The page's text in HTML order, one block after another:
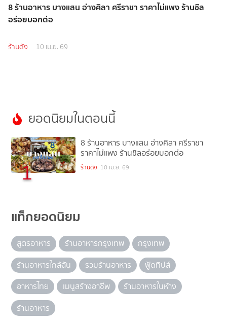
8 ร้านอาหาร บางแสน อ่างศิลา ศรีราชา ราคาไม่แพง ร้านชิล
อร่อยบอกต่อ
ร้านดัง 10 เม.ย. 69
ยอดนิยมในตอนนี้
1
8 ร้านอาหาร บางแสน อ่างศิลา ศรีราชา
ราคาไม่แพง ร้านชิลอร่อยบอกต่อ
ร้านดัง 10 เม.ย. 69
แท็กยอดนิยม
สูตรอาหาร ร้านอาหารกรุงเทพ
กรุงเทพ
ร้านอาหารใกล้ฉัน
รวมร้านอาหาร
ฟู้ดทิปส์
อาหารไทย
เมนูสร้างอาชีพ
ร้านอาหารในห้าง
ร้านอาหาร